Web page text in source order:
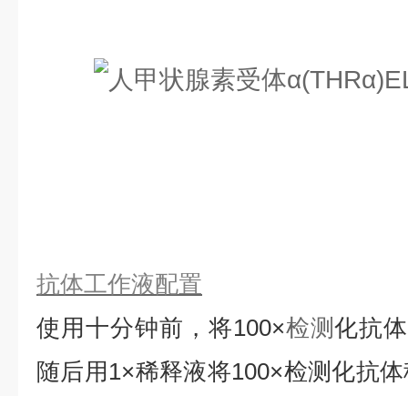
抗体工作液配置
使用十分钟前，将100×检测化抗
随后用1×稀释液将100×检测化抗